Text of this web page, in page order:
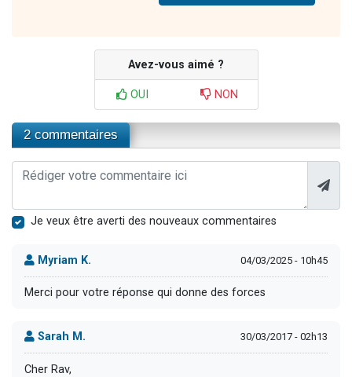
Avez-vous aimé ?
OUI NON
2 commentaires
Je veux être averti des nouveaux commentaires
Myriam K. 04/03/2025 - 10h45
Merci pour votre réponse qui donne des forces
Sarah M. 30/03/2017 - 02h13
Cher Rav,